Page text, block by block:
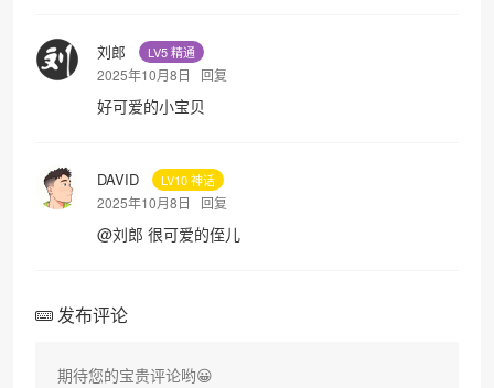
刘郎 LV5 精通
2025年10月8日 回复
好可爱的小宝贝
DAVID LV10 神话
2025年10月8日 回复
@刘郎 很可爱的侄儿
发布评论